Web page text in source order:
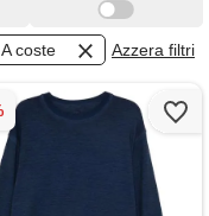
A coste Azzera filtri